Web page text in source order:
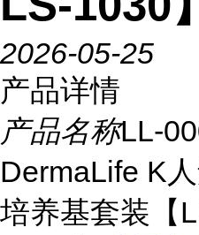
2026-05-25
产品详情
产品名称LL-
DermaLife K
培养基套装【